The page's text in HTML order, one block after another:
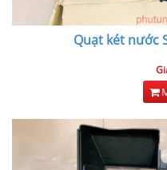
Quạt két nước